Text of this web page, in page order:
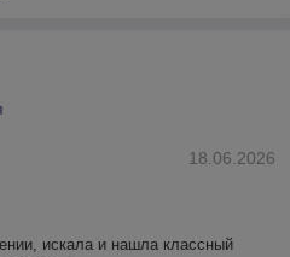
18.06.2026
искала и нашла классный